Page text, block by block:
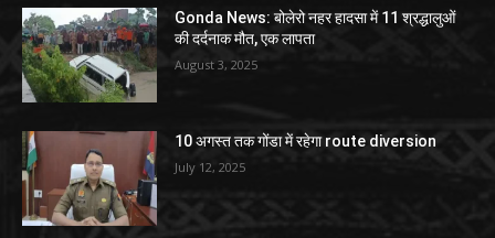
Gonda News: बोलेरो नहर हादसा में 11 श्रद्धालुओं
की दर्दनाक मौत, एक लापता
August 3, 2025
10 अगस्त तक गोंडा में रहेगा route diversion
July 12, 2025